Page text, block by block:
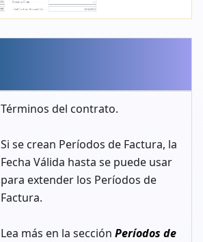
Términos del contrato.
Si se crean Períodos de Factura, la
Fecha Válida hasta se puede usar
para extender los Períodos de
Factura.
Lea más en la sección Períodos de